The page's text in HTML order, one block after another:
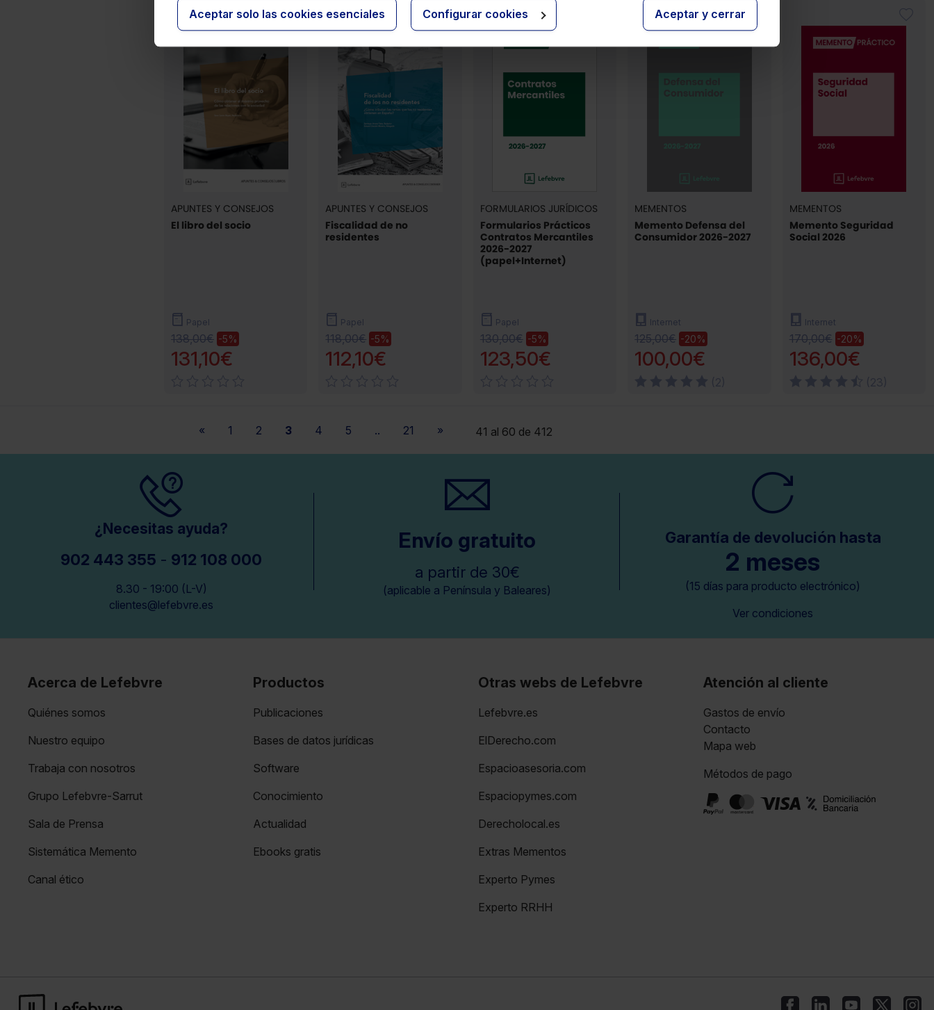
Aceptar solo las cookies esenciales Configurar cookies Aceptar y cerrar
APUNTES Y CONSEJOS
El libro del socio
Papel
138,00€ -5%
131,10€
APUNTES Y CONSEJOS
Fiscalidad de no
residentes
Papel
118,00€ -5%
112,10€
FORMULARIOS JURÍDICOS
Formularios Prácticos
Contratos Mercantiles
2026-2027
(papel+Internet)
Papel
130,00€ -5%
123,50€
MEMENTOS
Memento Defensa del
Consumidor 2026-2027
Internet
125,00€ -20%
100,00€
MEMENTOS
Memento Seguridad
Social 2026
Internet
170,00€ -20%
136,00€
« 1 2 3 4 5 .. 21 » 41 al 60 de 412
¿Necesitas ayuda?
902 443 355 - 912 108 000
8.30 - 19:00 (L-V)
clientes@lefebvre.es
Envío gratuito
a partir de 30€
(aplicable a Península y Baleares)
Garantía de devolución hasta
2 meses
(15 días para producto electrónico)
Ver condiciones
Acerca de Lefebvre
Quiénes somos
Nuestro equipo
Trabaja con nosotros
Grupo Lefebvre-Sarrut
Sala de Prensa
Sistemática Memento
Canal ético
Productos
Publicaciones
Bases de datos jurídicas
Software
Conocimiento
Actualidad
Ebooks gratis
Otras webs de Lefebvre
Lefebvre.es
ElDerecho.com
Espacioasesoria.com
Espaciopymes.com
Derecholocal.es
Extras Mementos
Experto Pymes
Experto RRHH
Atención al cliente
Gastos de envío
Contacto
Mapa web
Métodos de pago